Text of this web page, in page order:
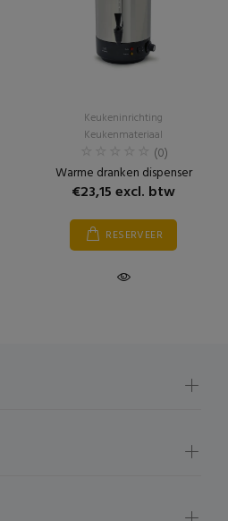
Keukeninrichting
Keukenmateriaal
(0)
Warme dranken dispenser
€23,15 excl. btw
RESERVEER